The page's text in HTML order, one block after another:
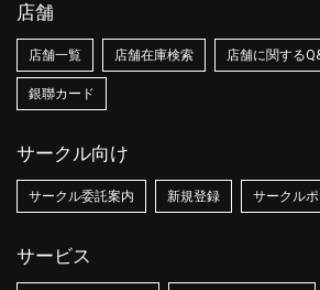
店舗
店舗一覧 店舗在庫検索 店舗に関する
銀聯カード
サークル向け
サークル委託案内 新規登録 サークル
サービス